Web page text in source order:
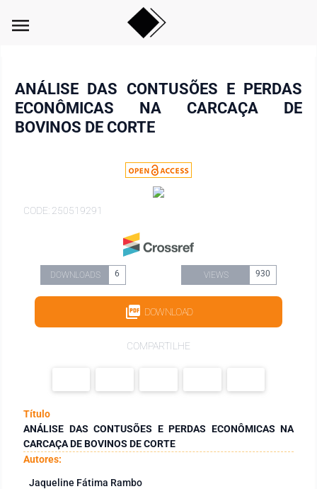
menu
ANÁLISE DAS CONTUSÕES E PERDAS
ECONÔMICAS NA CARCAÇA DE
BOVINOS DE CORTE
CODE: 250519291
DOWNLOADS 6 VIEWS 930
DOWNLOAD
COMPARTILHE
Título
ANÁLISE DAS CONTUSÕES E PERDAS ECONÔMICAS NA
CARCAÇA DE BOVINOS DE CORTE
Autores:
Jaqueline Fátima Rambo